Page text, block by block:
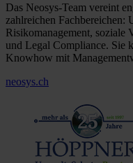
Das Neosys-Team vereint
zahlreichen Fachbereichen:
Risikomanagement, soziale
und Legal Compliance. Sie
Knowhow mit
neosys.ch